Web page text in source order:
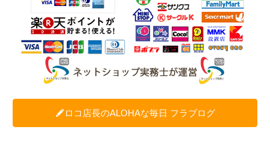
ロコ店長のALOHAな毎日 フラブログ